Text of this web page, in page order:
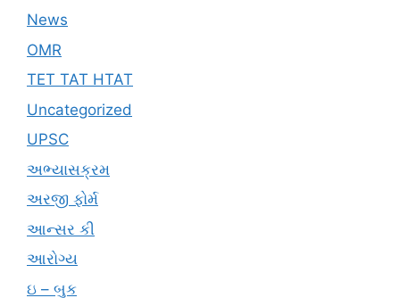
News
OMR
TET TAT HTAT
Uncategorized
UPSC
અભ્યાસક્રમ
અરજી ફોર્મ
આન્સર કી
આરોગ્ય
ઇ – બુક